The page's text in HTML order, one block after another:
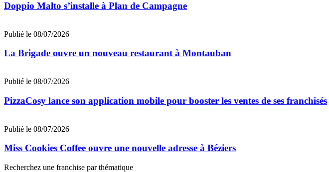
Doppio Malto s’installe à Plan de Campagne
Publié le 08/07/2026
La Brigade ouvre un nouveau restaurant à Montauban
Publié le 08/07/2026
PizzaCosy lance son application mobile pour booster les ventes de ses franchisés
Publié le 08/07/2026
Miss Cookies Coffee ouvre une nouvelle adresse à Béziers
Recherchez une franchise par thématique